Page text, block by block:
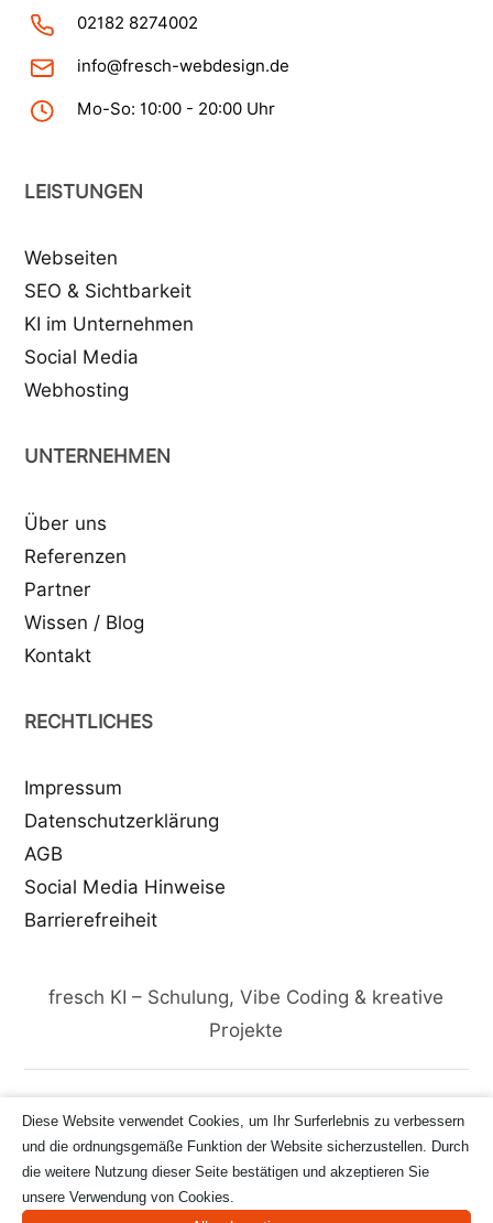
02182 8274002
info@fresch-webdesign.de
Mo-So: 10:00 - 20:00 Uhr
LEISTUNGEN
Webseiten
SEO & Sichtbarkeit
KI im Unternehmen
Social Media
Webhosting
UNTERNEHMEN
Über uns
Referenzen
Partner
Wissen / Blog
Kontakt
RECHTLICHES
Impressum
Datenschutzerklärung
AGB
Social Media Hinweise
Barrierefreiheit
fresch KI – Schulung, Vibe Coding & kreative
Projekte
© 2026 Designed by fresch-webdesign –
webdesign mit ♥
Diese Website verwendet Cookies, um Ihr Surferlebnis zu verbessern
und die ordnungsgemäße Funktion der Website sicherzustellen. Durch
die weitere Nutzung dieser Seite bestätigen und akzeptieren Sie
unsere Verwendung von Cookies.